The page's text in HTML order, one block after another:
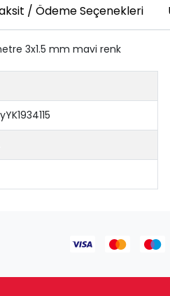
/ Ödeme Seçenekleri
3x1.5 mm mavi renk